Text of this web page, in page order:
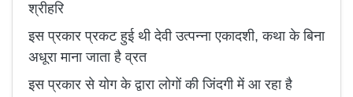
श्रीहरि
इस प्रकार प्रकट हुई थी देवी उत्पन्ना एकादशी, कथा के बिना
अधूरा माना जाता है व्रत
इस प्रकार से योग के द्वारा लोगों की जिंदगी में आ रहा है